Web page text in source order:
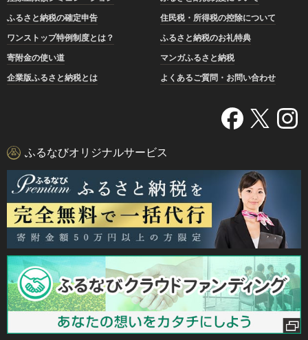
ふるさと納税の確定申告
住民税・所得税の控除について
ワンストップ特例制度とは？
ふるさと納税のお礼特典
寄附金の使い道
マンガふるさと納税
企業版ふるさと納税とは
よくあるご質問・お問い合わせ
ふるなびオリジナルサービス